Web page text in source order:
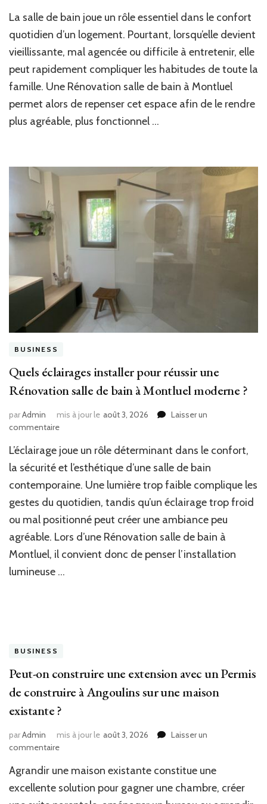
une
Rénovation
de
bain
Montluel
peut-
elle
et
valeur
votre
habitation
La salle de bain joue un rôle essentiel dans le confort
quotidien d’un logement. Pourtant, lorsqu’elle devient
vieillissante, mal agencée ou difficile à entretenir, elle
peut rapidement compliquer les habitudes de toute la
famille. Une Rénovation salle de bain à Montluel
permet alors de repenser cet espace afin de le rendre
plus agréable, plus fonctionnel …
BUSINESS
Quels éclairages installer pour réussir une
Rénovation salle de bain à Montluel moderne ?
parAdmin mis à jour le août 3, 2026
Laisser un
commentairesur
éclairages
installer
réussir
une
Rénovation
de
bain
Montluel
L’éclairage joue un rôle déterminant dans le confort,
la sécurité et l’esthétique d’une salle de bain
contemporaine. Une lumière trop faible complique les
gestes du quotidien, tandis qu’un éclairage trop froid
ou mal positionné peut créer une ambiance peu
agréable. Lors d’une Rénovation salle de bain à
Montluel, il convient donc de penser l’installation
lumineuse …
BUSINESS
Peut-on construire une extension avec un Permis
de construire à Angoulins sur une maison
existante ?
parAdmin mis à jour le août 3, 2026
Laisser un
commentairesur
on
construire
Agrandir une maison existante constitue une
excellente solution pour gagner une chambre, créer